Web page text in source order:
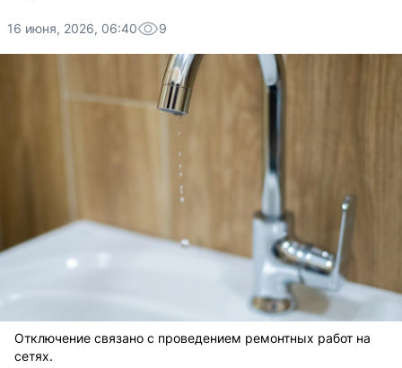
16 июня, 2026, 06:40 9
Отключение связано с проведением ремонтных работ на
сетях.